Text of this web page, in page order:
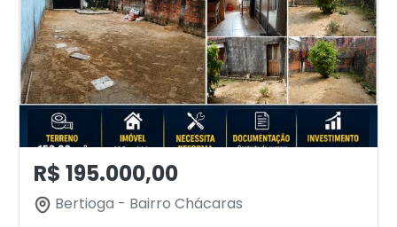
R$ 195.000,00
Bertioga - Bairro Chácaras